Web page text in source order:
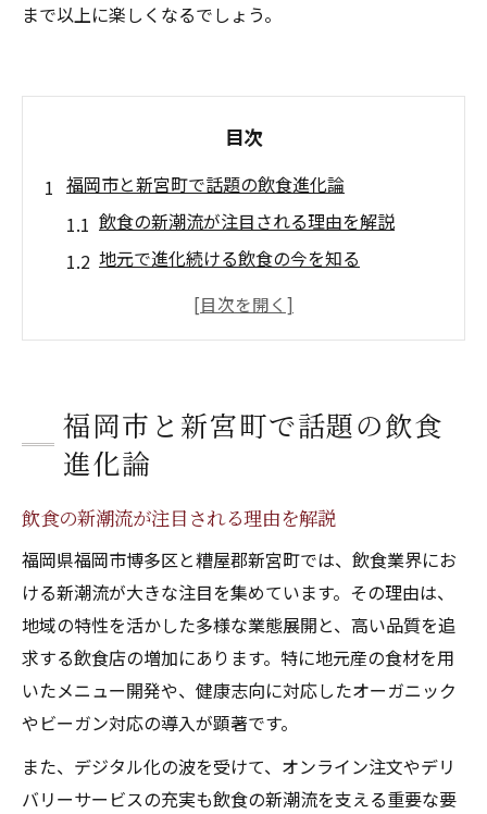
まで以上に楽しくなるでしょう。
目次
福岡市と新宮町で話題の飲食進化論
飲食の新潮流が注目される理由を解説
地元で進化続ける飲食の今を知る
飲食業界で話題の進化ポイントを探る
多様な食空間が生む飲食成功の現場
飲食施設の多様化が成功を呼ぶ理由
飲食で広がる新宮町の食空間体験
家族で楽しめる飲食の現場を徹底解説
口コミで注目される飲食スペースの工夫
飲食空間の変化がもたらす利用者満足度
飲食体験を豊かにする新宮町の魅力
新宮町で味わう飲食体験の魅力に迫る
飲食で楽しむ新宮町の多彩なメニュー
食事を通じて感じる新宮町の地域性
新宮町の飲食体験が注目される理由
福岡市と新宮町で話題の飲食
進化論
飲食の新潮流が注目される理由を解説
福岡県福岡市博多区と糟屋郡新宮町では、飲食業界にお
ける新潮流が大きな注目を集めています。その理由は、
地域の特性を活かした多様な業態展開と、高い品質を追
求する飲食店の増加にあります。特に地元産の食材を用
いたメニュー開発や、健康志向に対応したオーガニック
やビーガン対応の導入が顕著です。
また、デジタル化の波を受けて、オンライン注文やデリ
バリーサービスの充実も飲食の新潮流を支える重要な要